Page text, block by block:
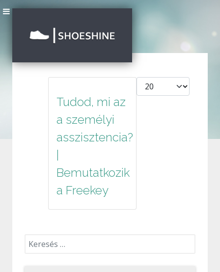
Tételek #
Tudod, mi az
a személyi
asszisztencia?
Bemutatkozik
a Freekey
Keresés...